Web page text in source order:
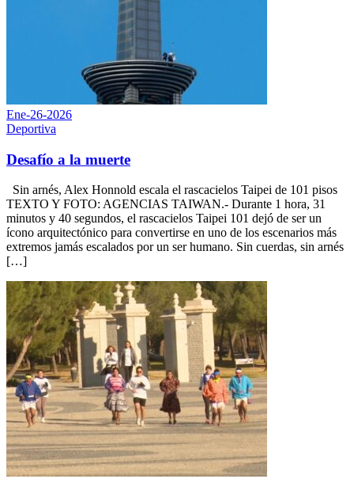
Ene-26-2026
Deportiva
Desafío a la muerte
Sin arnés, Alex Honnold escala el rascacielos Taipei de 101 pisos
TEXTO Y FOTO: AGENCIAS TAIWAN.- Durante 1 hora, 31
minutos y 40 segundos, el rascacielos Taipei 101 dejó de ser un
ícono arquitectónico para convertirse en uno de los escenarios más
extremos jamás escalados por un ser humano. Sin cuerdas, sin arnés
[…]